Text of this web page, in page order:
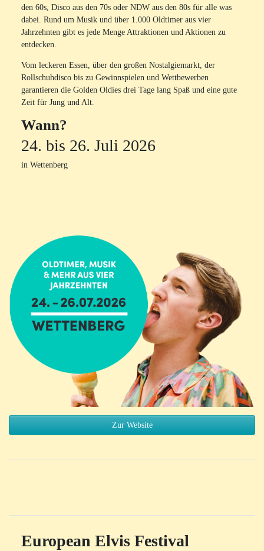
den 60s, Disco aus den 70s oder NDW aus den 80s für alle was
dabei. Rund um Musik und über 1.000 Oldtimer aus vier
Jahrzehnten gibt es jede Menge Attraktionen und Aktionen zu
entdecken.
Vom leckeren Essen, über den großen Nostalgiemarkt, der
Rollschuhdisco bis zu Gewinnspielen und Wettbewerben
garantieren die Golden Oldies drei Tage lang Spaß und eine gute
Zeit für Jung und Alt.
Wann?
24. bis 26. Juli 2026
in Wettenberg
Zur Website
European Elvis Festival